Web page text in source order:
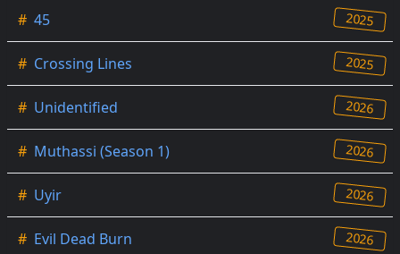
# 45 2025
# Crossing Lines 2025
# Unidentified 2026
# Muthassi (Season 1) 2026
# Uyir 2026
# Evil Dead Burn 2026